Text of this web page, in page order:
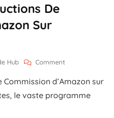
De
Sur
Hub Comment
Des
De
Commission d’Amazon sur
le vaste programme